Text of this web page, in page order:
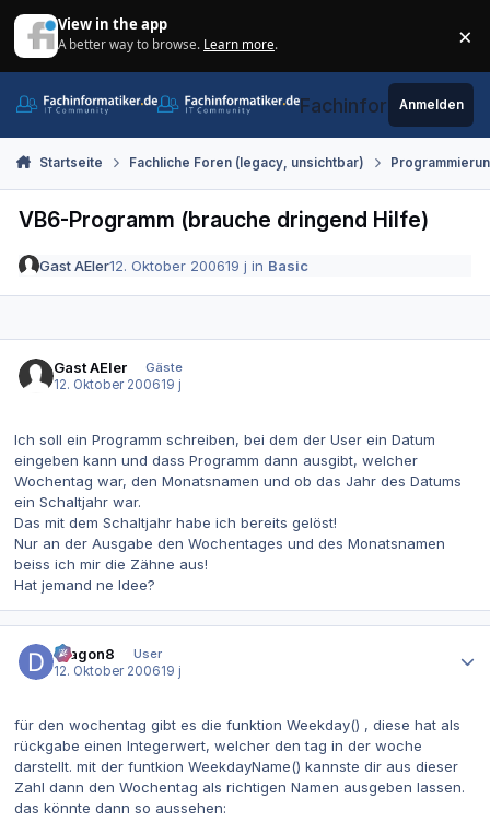
View in the app
A better way to browse. Learn more. ×
Fachinformatiker.de
Anmelden
Startseite Fachliche Foren (legacy, unsichtbar)
VB6-Programm (brauche dringend Hilfe)
Gast AEler12. Oktober 200619 j in Basic
Gast AEler
Gäste
12. Oktober 200619 j
Ich soll ein Programm schreiben, bei dem der User ein Datum
eingeben kann und dass Programm dann ausgibt, welcher
Wochentag war, den Monatsnamen und ob das Jahr des Datums
ein Schaltjahr war.
Das mit dem Schaltjahr habe ich bereits gelöst!
Nur an der Ausgabe den Wochentages und des Monatsnamen
beiss ich mir die Zähne aus!
Hat jemand ne Idee?
Dragon8
User
12. Oktober 200619 j
für den wochentag gibt es die funktion Weekday() , diese hat als
rückgabe einen Integerwert, welcher den tag in der woche
darstellt. mit der funtkion WeekdayName() kannste dir aus dieser
Zahl dann den Wochentag als richtigen Namen ausgeben lassen.
das könnte dann so aussehen: